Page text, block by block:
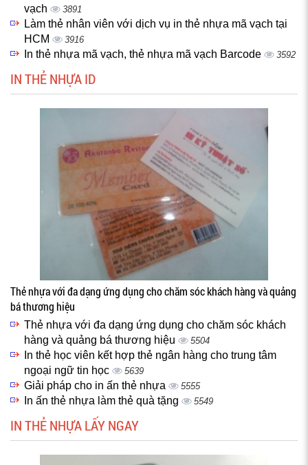
vạch
3891
Làm thẻ nhân viên với dịch vụ in thẻ nhựa mã vạch tại
HCM
3916
In thẻ nhựa mã vạch, thẻ nhựa mã vạch Barcode 3592
IN THẺ NHỰA ID
Thẻ nhựa với đa dạng ứng dụng cho chăm sóc khách hàng và quảng
bá thương hiệu
Thẻ nhựa với đa dạng ứng dụng cho chăm sóc khách
hàng và quảng bá thương hiệu
5504
In thẻ học viên kết hợp thẻ ngân hàng cho trung tâm
ngoại ngữ tin học
5639
Giải pháp cho in ấn thẻ nhựa 5555
In ấn thẻ nhựa làm thẻ quà tặng 5549
IN THẺ NHỰA LẤY NGAY